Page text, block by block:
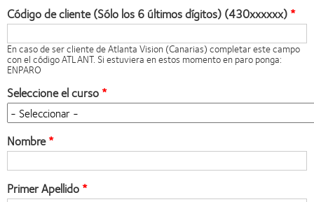
Código de cliente (Sólo los 6 últimos dígitos) (430xxxxxx)
En caso de ser cliente de Atlanta Vision (Canarias) completar este campo
con el código ATLANT. Si estuviera en estos momento en paro ponga:
ENPARO
Seleccione el curso
Nombre
Primer Apellido